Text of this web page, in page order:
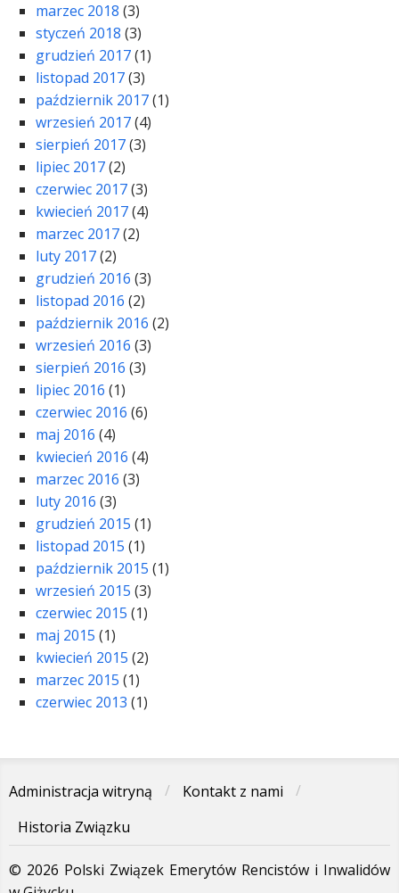
marzec 2018 (3)
styczeń 2018 (3)
grudzień 2017(1)
listopad 2017(3)
październik 2017(1)
wrzesień 2017(4)
sierpień 2017(3)
lipiec 2017(2)
czerwiec 2017(3)
kwiecień 2017(4)
marzec 2017(2)
luty 2017(2)
grudzień 2016 (3)
listopad 2016 (2)
październik 2016 (2)
wrzesień 2016 (3)
sierpień 2016 (3)
lipiec 2016 (1)
czerwiec 2016 (6)
maj 2016 (4)
kwiecień 2016 (4)
marzec 2016 (3)
luty 2016 (3)
grudzień 2015 (1)
listopad 2015 (1)
październik 2015 (1)
wrzesień 2015 (3)
czerwiec 2015 (1)
maj 2015 (1)
kwiecień 2015 (2)
marzec 2015 (1)
czerwiec 2013 (1)
Administracja witryną
Kontakt z nami
Historia Związku
© 2026 Polski Związek Emerytów Rencistów i Inwalidów